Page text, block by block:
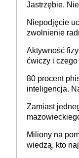
Jastrzębie.
Niepodjęcie
zwolnienie
rozstrzygać
Aktywność
ćwiczy i
80 procent
inteligencja.
Zamiast
Europie nie
stołecznych
Miliony na
wiedzą, kto